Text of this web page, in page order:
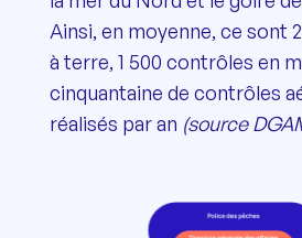
Ainsi, en moyenne, ce sont
à terre, 1 500 contrôles en
cinquantaine de contrôles
réalisés par an (source